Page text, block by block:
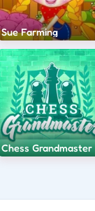
Sue Farming
Chess Grandmaster